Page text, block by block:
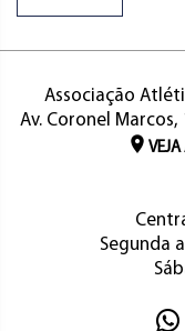
Associação
Av. Coronel
Segunda